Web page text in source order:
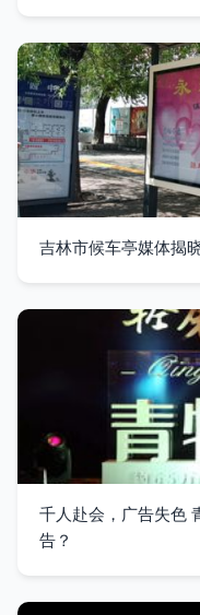
吉林市候车亭媒体揭
千人赴会，广告失色
告？